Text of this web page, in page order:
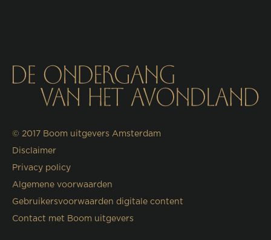
© 2017 Boom uitgevers Amsterdam
Disclaimer
Privacy policy
Algemene voorwaarden
Gebruikersvoorwaarden digitale content
Contact met Boom uitgevers